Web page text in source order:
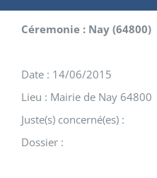
Céremonie : Nay (64800)
Date : 14/06/2015
Lieu : Mairie de Nay 64800
Juste(s) concerné(es) :
Dossier :